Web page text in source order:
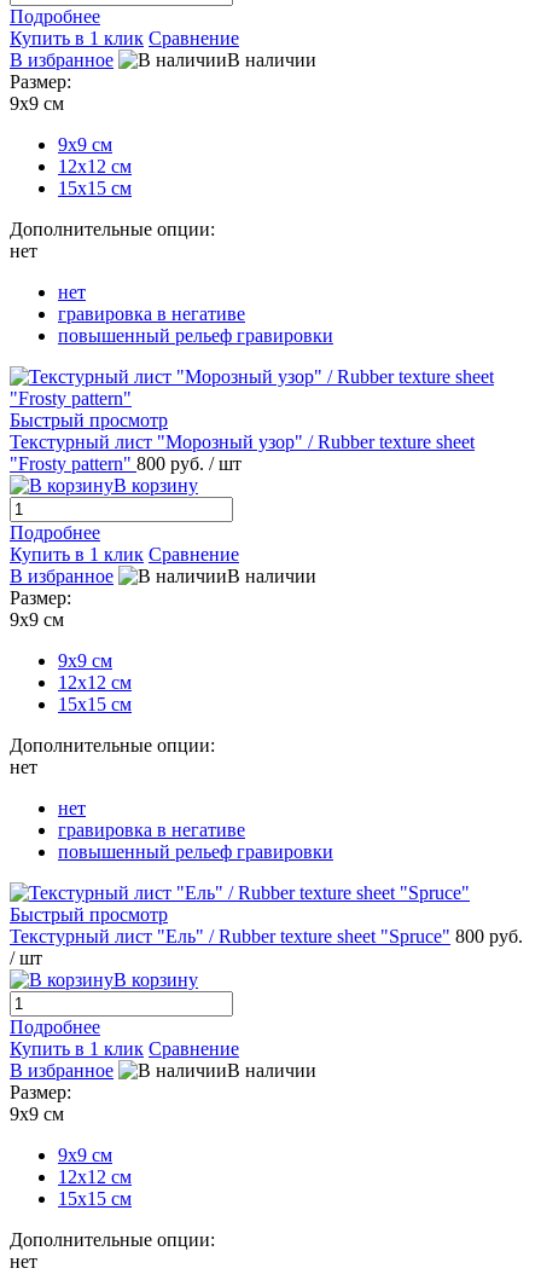
Подробнее
Купить в 1 клик Сравнение
В избранное
В наличии
Размер:
9х9 см
9х9 см
12х12 см
15х15 см
Дополнительные опции:
нет
нет
гравировка в негативе
повышенный рельеф гравировки
Быстрый просмотр
Текстурный лист "Морозный узор" / Rubber texture sheet
"Frosty pattern" 800 руб. / шт
В корзину
Подробнее
Купить в 1 клик Сравнение
В избранное
В наличии
Размер:
9х9 см
9х9 см
12х12 см
15х15 см
Дополнительные опции:
нет
нет
гравировка в негативе
повышенный рельеф гравировки
Быстрый просмотр
Текстурный лист "Ель" / Rubber texture sheet "Spruce" 800 руб.
/ шт
В корзину
Подробнее
Купить в 1 клик Сравнение
В избранное
В наличии
Размер:
9х9 см
9х9 см
12х12 см
15х15 см
Дополнительные опции:
нет